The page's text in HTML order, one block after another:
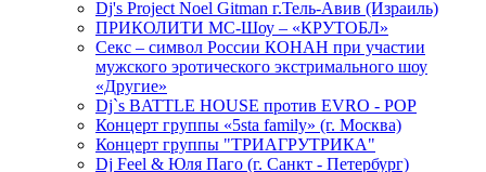
Dj's Project Noel Gitman г.Тель-Авив (Израиль)
ПРИКОЛИТИ МС-Шоу – «КРУТОБЛ»
Секс – символ России КОНАН при участии
мужского эротического экстримального шоу
«Другие»
Dj`s BATTLE HOUSE против EVRO - POP
Концерт группы «5sta family» (г. Москва)
Концерт группы "ТРИАГРУТРИКА"
Dj Feel & Юля Паго (г. Санкт - Петербург)